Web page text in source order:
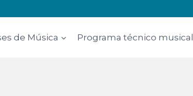
de Música Programa técnico musical